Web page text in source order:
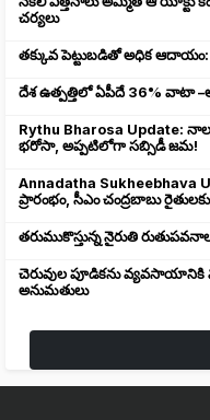
చర్యలు
తక్కువ పెట్టుబడితో అధిక
దేశ ఉత్పత్తిలో ఏపీదే 36% వాటా
Rythu Bharosa Update:
భరోసా, అప్పటిలోగా సబ్సిడీ జమ!
Annadatha Sukheebhava
ప్రారంభం, సీఎం చంద్రబాబు
తరుముకొస్తున్న నైరుతి
చెరువుల పూడికను వ్యవసాయానికి
అనుమతులు